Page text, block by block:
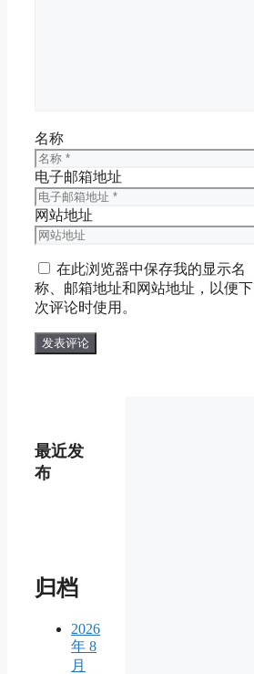
名称
电子邮箱地址
网站地址
在此浏览器中保存我的显示名
称、邮箱地址和网站地址，以便下
次评论时使用。
最近发
布
归档
2026
年 8
月